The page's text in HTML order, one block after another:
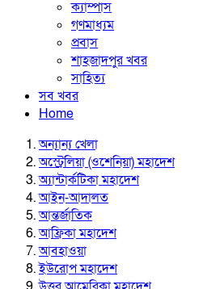
ক্যাম্পাস
গণমাধ্যম
প্রবাস
শাহজাদপুর খবর
সাহিত্য
সব খবর
Home
অন্যান্য খেলা
অস্ট্রেলিয়া (ওশেনিয়া) মহাদেশ
অ্যান্টার্কটিকা মহাদেশ
আইন-আদালত
আন্তর্জাতিক
আফ্রিকা মহাদেশ
আবহাওয়া
ইউরোপ মহাদেশ